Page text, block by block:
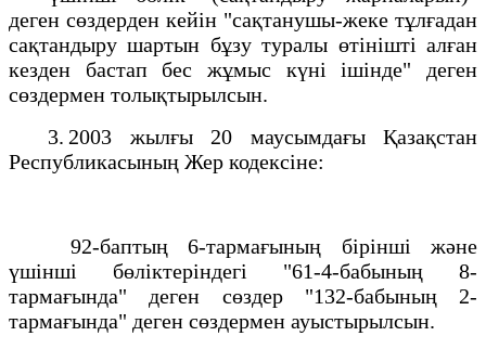
деген сөздерден кейін "сақтанушы-жеке тұлғадан
сақтандыру шартын бұзу туралы өтінішті алған
кезден бастап бес жұмыс күні ішінде" деген
сөздермен толықтырылсын.
3. 2003 жылғы 20 маусымдағы Қазақстан
Республикасының Жер кодексіне:
92-баптың 6-тармағының бірінші және
үшінші бөліктеріндегі "61-4-бабының 8-
тармағында" деген сөздер "132-бабының 2-
тармағында" деген сөздермен ауыстырылсын.